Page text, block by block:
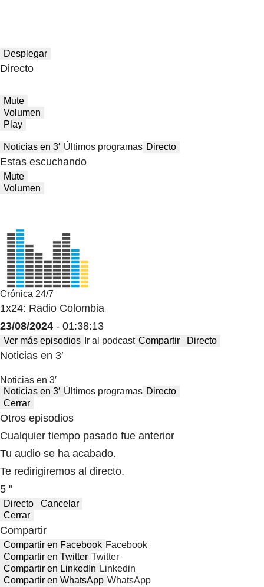
Desplegar
Directo
Mute
Volumen
Play
Noticias en 3′ Últimos programas Directo
Estas escuchando
Mute
Volumen
Crónica 24/7
1x24: Radio Colombia
23/08/2024 - 01:38:13
Ver más episodios Ir al podcast Compartir Directo
Noticias en 3′
Noticias en 3′
Noticias en 3′ Últimos programas Directo
Cerrar
Otros episodios
Cualquier tiempo pasado fue anterior
Tu audio se ha acabado.
Te redirigiremos al directo.
5 "
Directo
Cancelar
Cerrar
Compartir
Compartir en Facebook Facebook
Compartir en Twitter Twitter
Compartir en LinkedIn Linkedin
Compartir en WhatsApp WhatsApp